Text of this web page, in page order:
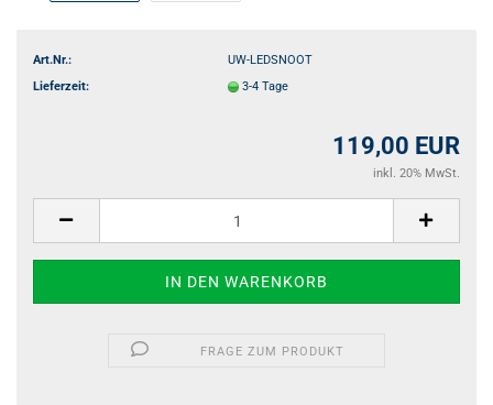
Art.Nr.:
UW-LEDSNOOT
Lieferzeit:
3-4 Tage
119,00 EUR
inkl. 20% MwSt.
FRAGE ZUM PRODUKT